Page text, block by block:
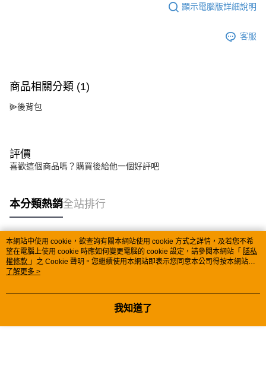
顯示電腦版詳細說明
客服
商品相關分類 (1)
⫸後背包
評價
喜歡這個商品嗎？購買後給他一個好評吧
本分類熱銷全站排行
熱門標籤
本網站中使用 cookie，欲查詢有關本網站使用 cookie 方式之詳情，及若您不希
望在電腦上使用 cookie 時應如何變更電腦的 cookie 設定，請參閱本網站「 隱私
權條款 」之 Cookie 聲明。您繼續使用本網站即表示您同意本公司得按本網站使
用條款之 Cookie 聲明使用 cookie。
了解更多 >
我知道了